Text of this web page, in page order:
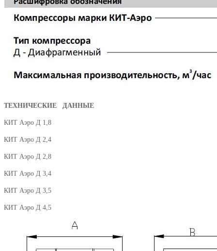
ТЕХНИЧЕСКИЕ ДАННЫЕ
КИТ Аэро Д 1,8
КИТ Аэро Д 2,4
КИТ Аэро Д 2,8
КИТ Аэро Д 3,4
КИТ Аэро Д 3,5
КИТ Аэро Д 4,5